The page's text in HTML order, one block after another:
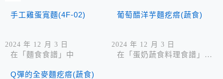
手工雞蛋寬麵(4F-02)
2024 年 12 月 3 日
在「麵食食譜」中
葡萄醋洋芋麵疙瘩(蔬食)
2024 年 12 月 3 日
在「蛋奶蔬食料理食譜」中
Q彈的全麥麵疙瘩(蔬食)